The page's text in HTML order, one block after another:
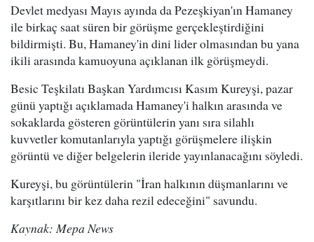
Devlet medyası Mayıs ayında da Pezeşkiyan'ın Hamaney
ile birkaç saat süren bir görüşme gerçekleştirdiğini
bildirmişti. Bu, Hamaney'in dini lider olmasından bu yana
ikili arasında kamuoyuna açıklanan ilk görüşmeydi.
Besic Teşkilatı Başkan Yardımcısı Kasım Kureyşi, pazar
günü yaptığı açıklamada Hamaney'i halkın arasında ve
sokaklarda gösteren görüntülerin yanı sıra silahlı
kuvvetler komutanlarıyla yaptığı görüşmelere ilişkin
görüntü ve diğer belgelerin ileride yayınlanacağını söyledi.
Kureyşi, bu görüntülerin "İran halkının düşmanlarını ve
karşıtlarını bir kez daha rezil edeceğini" savundu.
Kaynak: Mepa News